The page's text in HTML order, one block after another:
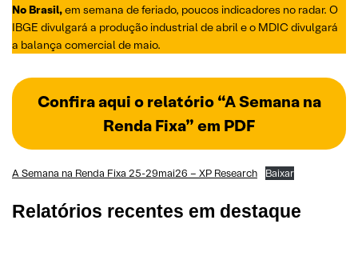
No Brasil,em semana de feriado, poucos indicadores no radar. O
IBGE divulgará a produção industrial de abril e o MDIC divulgará
a balança comercial de maio.
Confira aqui o relatório “A Semana na
Renda Fixa” em PDF
A Semana na Renda Fixa 25-29mai26 – XP Research Baixar
Relatórios recentes em destaque